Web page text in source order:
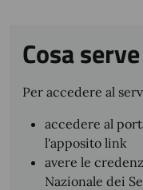
Cosa serve
Per accedere al
accedere al
l'apposito link
avere le
Nazionale dei